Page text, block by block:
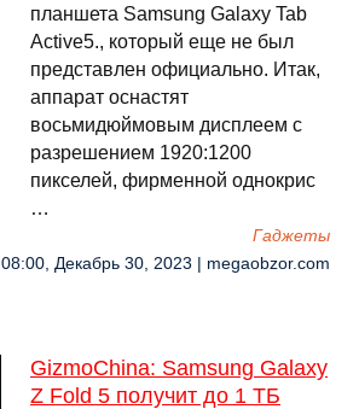
планшета Samsung Galaxy Tab
Active5., который еще не был
представлен официально. Итак,
аппарат оснастят
восьмидюймовым дисплеем с
разрешением 1920:1200
пикселей, фирменной однокрис
…
Гаджеты
08:00, Декабрь 30, 2023 | megaobzor.com
GizmoChina: Samsung Galaxy
Z Fold 5 получит до 1 ТБ